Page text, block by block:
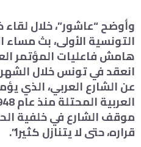
وأوضح “عاشور”، خلال
التونسية الأولى، بث مساء
انعقد في تونس خلال الشهر
عن الشارع العربي، الذي
موقف الشارع في خلفية
قراره، حتى لا يتنازل كثيرا”.